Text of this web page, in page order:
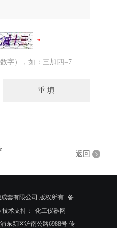
字），如：三加四=7
返回
套有限公司 版权所有 备
技术支持：
化工仪器网
东新区沪南公路6988号 传